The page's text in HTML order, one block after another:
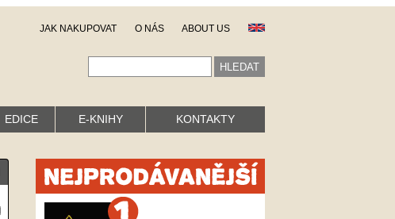
JAK NAKUPOVAT O NÁS ABOUT US
EDICE E-KNIHY KONTAKTY